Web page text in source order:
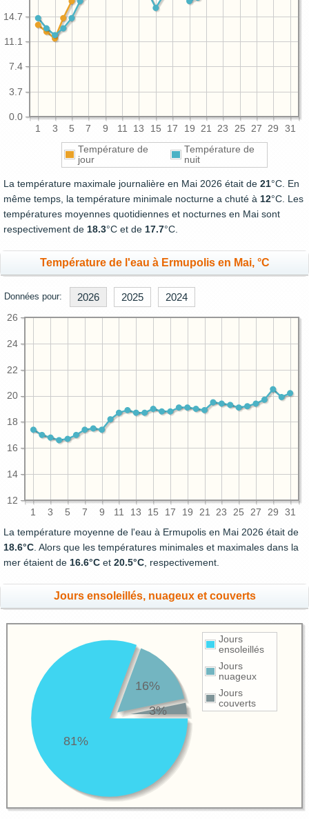
1 3 5 7 9 11 13 15 17 19 21 23 25 27 29 31
0.0
3.7
7.4
11.1
14.7
Température de
jour
Température de
nuit
La température maximale journalière en Mai 2026 était de 21°C. En
même temps, la température minimale nocturne a chuté à 12°C. Les
températures moyennes quotidiennes et nocturnes en Mai sont
respectivement de 18.3°C et de 17.7°C.
Température de l'eau à Ermupolis en Mai, °C
Données pour: 2026 2025 2024
1 3 5 7 9 11 13 15 17 19 21 23 25 27 29 31
12
14
16
18
20
22
24
26
La température moyenne de l'eau à Ermupolis en Mai 2026 était de
18.6°C. Alors que les températures minimales et maximales dans la
mer étaient de 16.6°C et 20.5°C, respectivement.
Jours ensoleillés, nuageux et couverts
Jours
ensoleillés
Jours
nuageux
Jours
couverts
81%
16%
3%